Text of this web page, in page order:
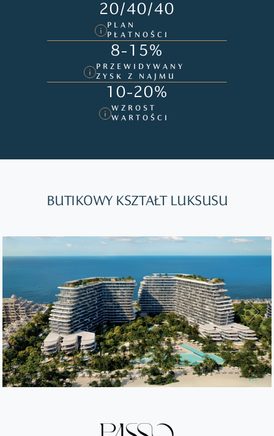
20/40/40
PLAN
PŁATNOŚCI
8-15%
PRZEWIDYWANY
ZYSK Z NAJMU
10-20%
WZROST
WARTOŚCI
BUTIKOWY KSZTAŁT LUKSUSU